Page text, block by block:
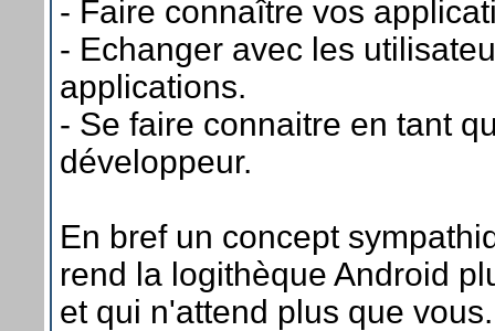
- Faire connaître vos
- Echanger avec les
applications.
- Se faire connaitre en tant
développeur.
En bref un concept
rend la logithèque Android
et qui n'attend plus que vous.